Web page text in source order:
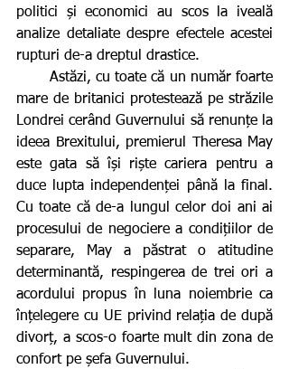
politici și economici au scos la iveală
analize detaliate despre efectele acestei
rupturi de-a dreptul drastice.
mare de britanici protestează pe străzile
Londrei cerând Guvernului să renunțe la
ideea Brexitului, premierul Theresa May
este gata să își riște cariera pentru a
duce lupta independenței până la final.
Cu toate că de-a lungul celor doi ani ai
procesului de negociere a condițiilor de
separare, May a păstrat o atitudine
determinantă, respingerea de trei ori a
acordului propus în luna noiembrie ca
înțelegere cu UE privind relația de după
divorț, a scos-o foarte mult din zona de
confort pe șefa Guvernului.